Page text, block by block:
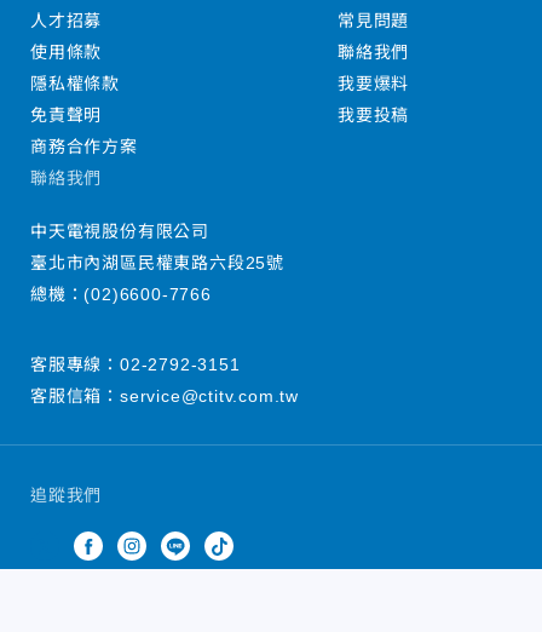
追蹤我們
人才招募
使用條款
隱私權條款
免責聲明
商務合作方案
常見問題
聯絡我們
我要爆料
我要投稿
聯絡我們
中天電視股份有限公司
臺北市內湖區民權東路六段25號
總機：(02)6600-7766
客服專線： 02-2792-3151
客服信箱： service@ctitv.com.tw